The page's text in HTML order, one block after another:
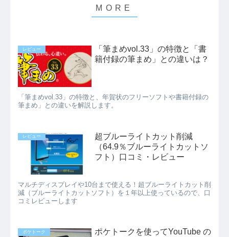
レビュー
「筆まめvol.33」の特徴と「書
籍付録の筆まめ」との違いは？
「筆まめvol.33」の特徴と、年賀状のフリーソフトや書籍付録の
筆まめ」との違いを解説します。
レビュー
超ブルーライトカット削減
（64.9％ブルーライトカットソ
フト）口コミ・レビュー
マルチディスプレイや10台まで使える！超ブルーライトカット削
減（ブルーライトカットソフト）を１年以上使っているので、口
コミレビューします
ポケトーク
ポケトークを使ってYouTube の